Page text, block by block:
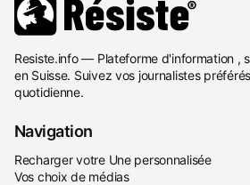
Resiste.info — Plateforme d'information ,
en Suisse. Suivez vos journalistes
quotidienne.
Navigation
Recharger votre Une personnalisée
Vos choix de médias